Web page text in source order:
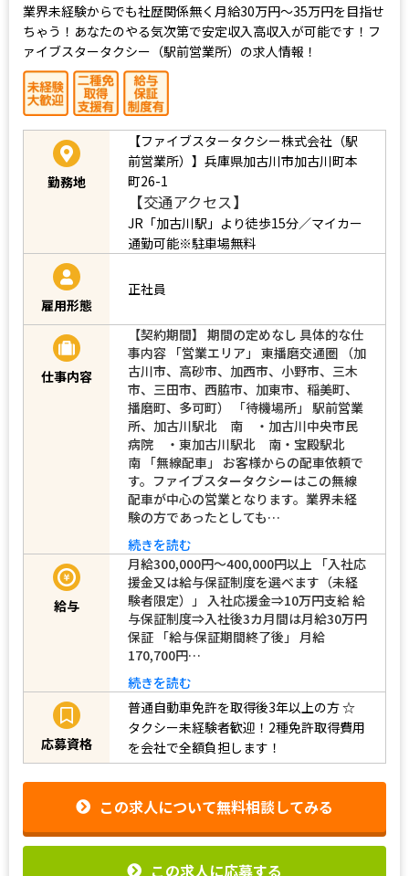
業界未経験からでも社歴関係無く月給30万円～35万円を目指せ
ちゃう！あなたのやる気次第で安定収入高収入が可能です！フ
ァイブスタータクシー（駅前営業所）の求人情報！
勤務地
【ファイブスタータクシー株式会社（駅
前営業所）】兵庫県加古川市加古川町本
町26-1
【交通アクセス】
JR「加古川駅」より徒歩15分／マイカー
通勤可能※駐車場無料
雇用形態
正社員
仕事内容
【契約期間】 期間の定めなし 具体的な仕
事内容 「営業エリア」 東播磨交通圏 （加
古川市、高砂市、加西市、小野市、三木
市、三田市、西脇市、加東市、稲美町、
播磨町、多可町） 「待機場所」 駅前営業
所、加古川駅北 南 ・加古川中央市民
病院 ・東加古川駅北 南・宝殿駅北
南 「無線配車」 お客様からの配車依頼で
す。ファイブスタータクシーはこの無線
配車が中心の営業となります。業界未経
験の方であったとしても…
続きを読む
給与
月給300,000円～400,000円以上 「入社応
援金又は給与保証制度を選べます（未経
験者限定）」 入社応援金⇒10万円支給 給
与保証制度⇒入社後3カ月間は月給30万円
保証 「給与保証期間終了後」 月給
170,700円…
続きを読む
応募資格
普通自動車免許を取得後3年以上の方☆
タクシー未経験者歓迎！2種免許取得費用
を会社で全額負担します！
この求人について無料相談してみる
この求人に応募する